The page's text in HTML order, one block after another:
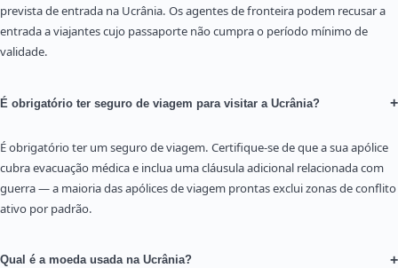
prevista de entrada na Ucrânia. Os agentes de fronteira podem recusar a
entrada a viajantes cujo passaporte não cumpra o período mínimo de
validade.
É obrigatório ter seguro de viagem para visitar a Ucrânia? +
É obrigatório ter um seguro de viagem. Certifique-se de que a sua apólice
cubra evacuação médica e inclua uma cláusula adicional relacionada com
guerra — a maioria das apólices de viagem prontas exclui zonas de conflito
ativo por padrão.
Qual é a moeda usada na Ucrânia? +